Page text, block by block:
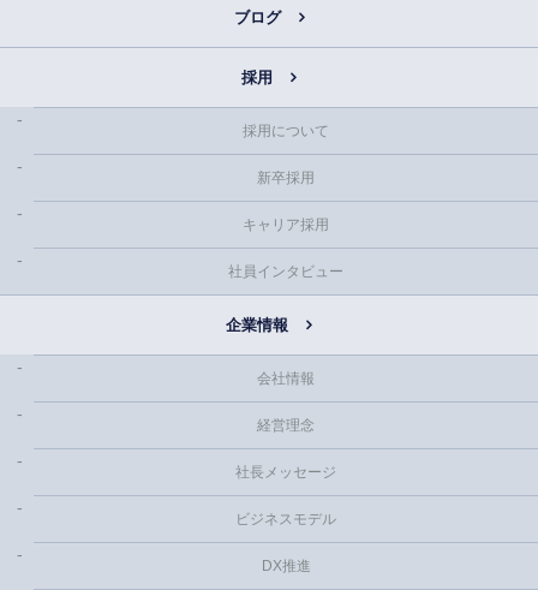
ブログ
採用
採用について
新卒採用
キャリア採用
社員インタビュー
企業情報
会社情報
経営理念
社長メッセージ
ビジネスモデル
DX推進